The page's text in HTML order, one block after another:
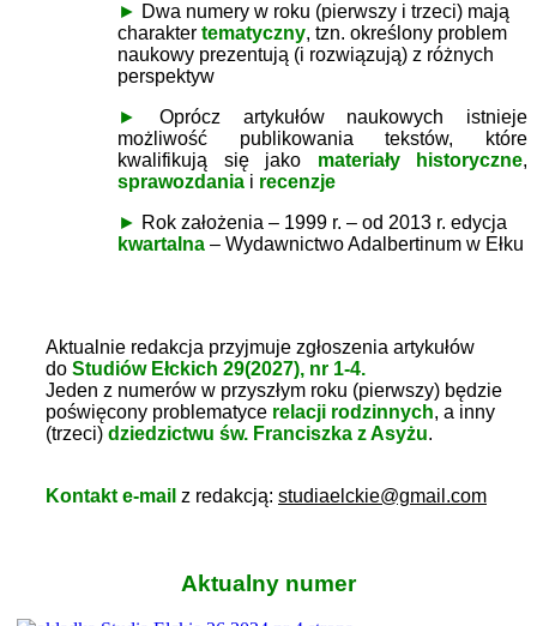
► Dwa numery w roku (pierwszy i trzeci) mają
charakter tematyczny, tzn. określony problem
naukowy prezentują (i rozwiązują) z różnych
perspektyw
►
Oprócz artykułów naukowych istnieje
możliwość publikowania tekstów, które
kwalifikują się jako materiały historyczne,
sprawozdania i recenzje
► Rok założenia – 1999 r. – od 2013 r. edycja
kwartalna – Wydawnictwo Adalbertinum w Ełku
Aktualnie redakcja przyjmuje zgłoszenia artykułów
do Studiów Ełckich 29(2027), nr 1-4.
Jeden z numerów w przyszłym roku (pierwszy) będzie
poświęcony problematyce relacji rodzinnych, a inny
(trzeci) dziedzictwu św. Franciszka z Asyżu.
Kontakt e-mail z redakcją: studiaelckie@gmail.com
Aktualny numer